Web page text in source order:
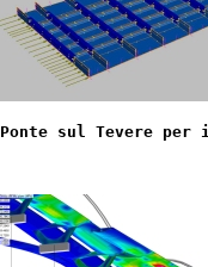
Ponte sul Tevere per